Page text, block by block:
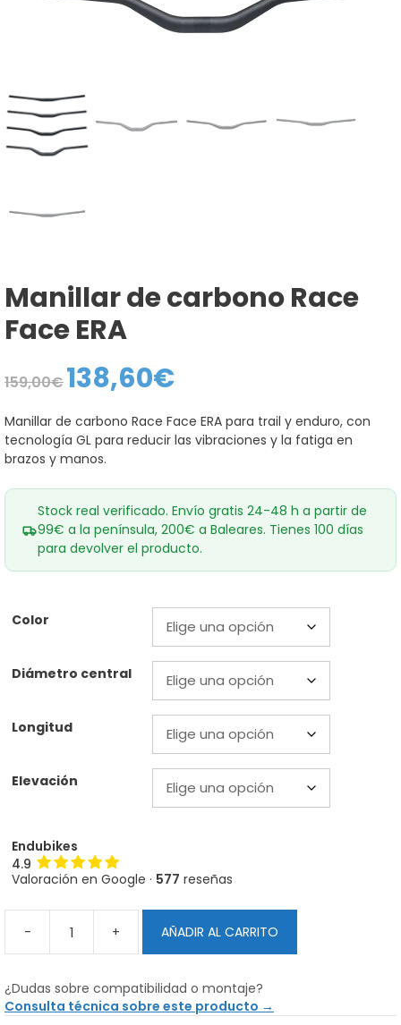
Manillar de carbono Race
Face ERA
159,00€
El
precio
159,00€.
138,60€El
precio
138,60€.
Manillar de carbono Race Face ERA para trail y enduro, con
tecnología GL para reducir las vibraciones y la fatiga en
brazos y manos.
Stock real verificado. Envío gratis 24-48 h a partir de
99€ a la península, 200€ a Baleares. Tienes 100 días
para devolver el producto.
Color
Diámetro central
Longitud
Elevación
Endubikes
4.9
Valoración en Google · 577 reseñas
-
Manillar
de
Race
Face
+ AÑADIR AL CARRITO
¿Dudas sobre compatibilidad o montaje?
Consulta técnica sobre este producto →